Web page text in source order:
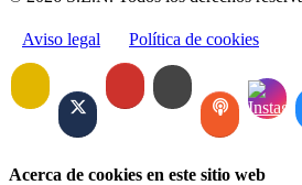
Aviso legal Política de cookies
Acerca de cookies en este sitio web